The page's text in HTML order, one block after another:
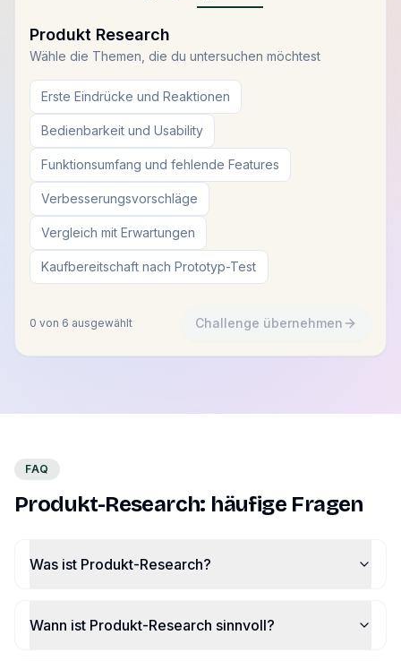
Produkt Research
Wähle die Themen, die du untersuchen möchtest
Erste Eindrücke und Reaktionen
Bedienbarkeit und Usability
Funktionsumfang und fehlende Features
Verbesserungsvorschläge
Vergleich mit Erwartungen
Kaufbereitschaft nach Prototyp-Test
0 von 6 ausgewählt Challenge übernehmen
FAQ
Produkt-Research: häufige Fragen
Was ist Produkt-Research?
Wann ist Produkt-Research sinnvoll?